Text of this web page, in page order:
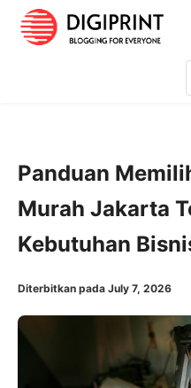
Panduan
Murah Jakarta
Kebutuhan
Diterbitkan pada July 7, 2026